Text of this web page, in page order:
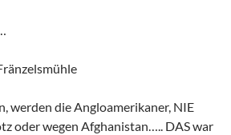
werden die Angloamerikaner, NIE
oder wegen Afghanistan….. DAS war